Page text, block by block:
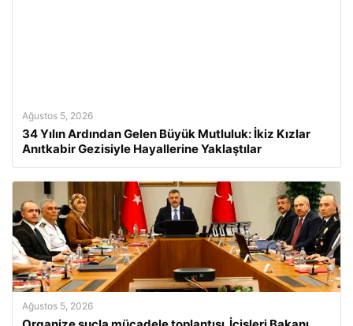
Ağustos 5, 2026
34 Yılın Ardından Gelen Büyük Mutluluk: İkiz Kızlar
Anıtkabir Gezisiyle Hayallerine Yaklaştılar
Ağustos 5, 2026